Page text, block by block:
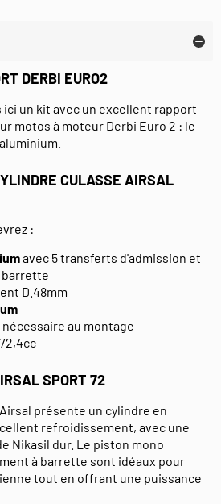
DERBI EURO2
ici un kit avec un excellent rapport
motos à moteur Derbi Euro 2 : le
CULASSE AIRSAL
:
avec 5 transferts d'admission et
barrette
D.48mm
nécessaire au montage
SPORT 72
présente un cylindre en
refroidissement, avec une
Nikasil dur. Le piston mono
à barrette sont idéaux pour
tout en offrant une puissance